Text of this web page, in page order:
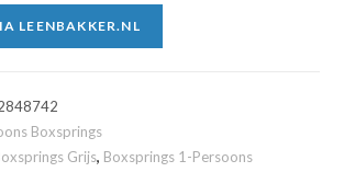
LEENBAKKER.NL
Boxsprings
Grijs, Boxsprings 1-Persoons